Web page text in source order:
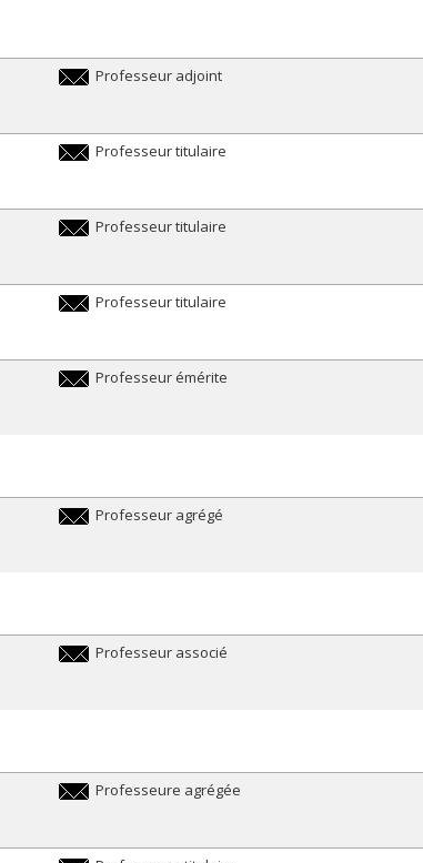
Professeur adjoint
Professeur titulaire
Professeur titulaire
Professeur titulaire
Professeur émérite
Professeur agrégé
Professeur associé
Professeure agrégée